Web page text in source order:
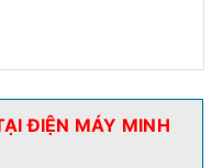
ĐIỆN MÁY MINH